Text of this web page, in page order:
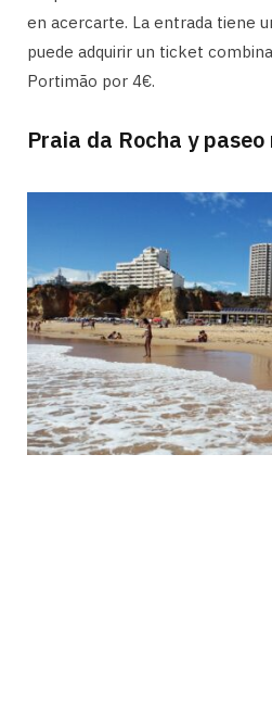
en acercarte. La entrada tiene
puede adquirir un ticket
Portimão por 4€.
Praia da Rocha y